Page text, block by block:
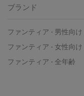
ブランド
ファンティア - 男性向け
ファンティア - 女性向け
ファンティア - 全年齢